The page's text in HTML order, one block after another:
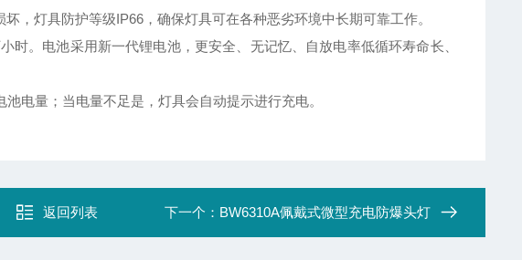
，灯具防护等级IP66，确保灯具可在各种恶劣环境中长期可靠工作。
时。电池采用新一代锂电池，更安全、无记忆、自放电率低循环寿命长、
电量；当电量不足是，灯具会自动提示进行充电。
返回列表 下一个： BW6310A佩戴式微型充电防爆头灯